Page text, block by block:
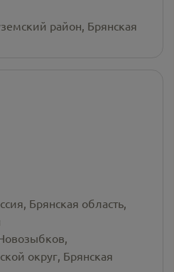
район, Брянская
Брянская область,
округ, Брянская